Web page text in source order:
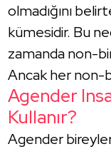
olmadığını
kümesidir. Bu
zamanda non-
Ancak her non-
Agender
Kullanır?
Agender